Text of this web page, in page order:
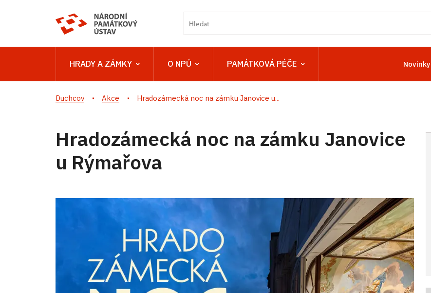
HRADY A ZÁMKY O NPÚ PAMÁTKOVÁ PÉČE Novinky
Duchcov Akce Hradozámecká noc na zámku Janovice u...
Hradozámecká noc na zámku Janovice
u Rýmařova